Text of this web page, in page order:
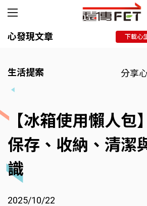
心發現文章 下載心
生活提案 分享
【冰箱使用懶人包
保存、收納、清潔
識
2025/10/22